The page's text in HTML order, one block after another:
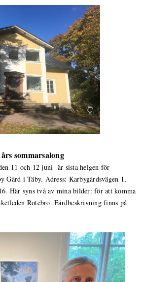
sommarsalong
11 och 12 juni är sista helgen för
Gård i Täby. Adress: Karbygårdsvägen 1,
Här syns två av mina bilder: för att komma
Rotebro. Färdbeskrivning finns på